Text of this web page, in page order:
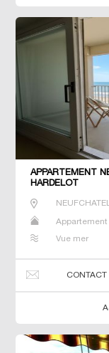
APPARTEMENT
HARDELOT
Appartement
Vue mer
CONTACT